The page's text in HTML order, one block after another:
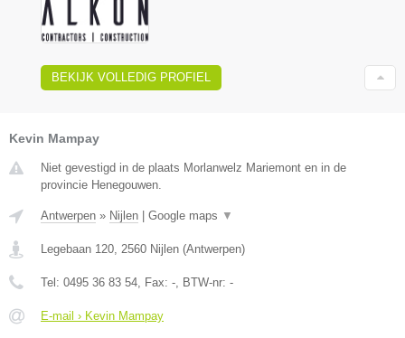
BEKIJK VOLLEDIG PROFIEL
Kevin Mampay
Niet gevestigd in de plaats Morlanwelz Mariemont en in de
provincie Henegouwen.
Antwerpen » Nijlen Google maps ▼
Legebaan 120, 2560 Nijlen (Antwerpen)
Tel: 0495 36 83 54, Fax: -, BTW-nr: -
E-mail › Kevin Mampay